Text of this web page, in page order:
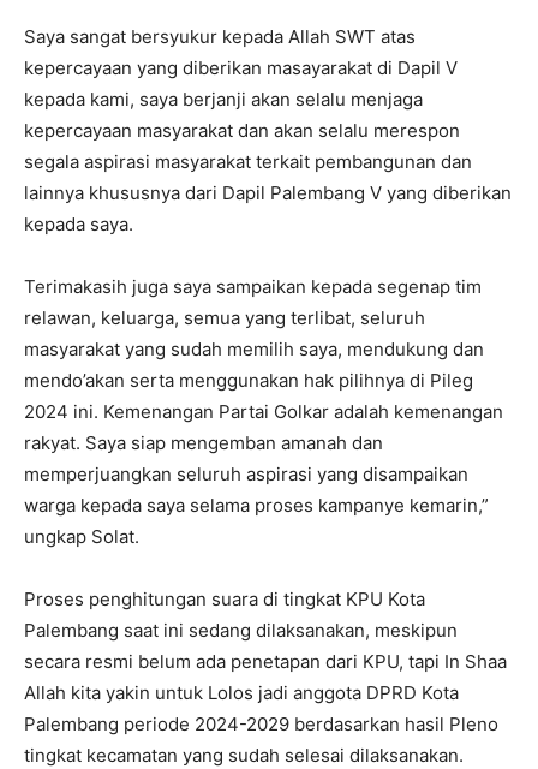
Saya sangat bersyukur kepada Allah SWT atas
kepercayaan yang diberikan masayarakat di Dapil V
kepada kami, saya berjanji akan selalu menjaga
kepercayaan masyarakat dan akan selalu merespon
segala aspirasi masyarakat terkait pembangunan dan
lainnya khususnya dari Dapil Palembang V yang diberikan
kepada saya.
Terimakasih juga saya sampaikan kepada segenap tim
relawan, keluarga, semua yang terlibat, seluruh
masyarakat yang sudah memilih saya, mendukung dan
mendo’akan serta menggunakan hak pilihnya di Pileg
2024 ini. Kemenangan Partai Golkar adalah kemenangan
rakyat. Saya siap mengemban amanah dan
memperjuangkan seluruh aspirasi yang disampaikan
warga kepada saya selama proses kampanye kemarin,”
ungkap Solat.
Proses penghitungan suara di tingkat KPU Kota
Palembang saat ini sedang dilaksanakan, meskipun
secara resmi belum ada penetapan dari KPU, tapi In Shaa
Allah kita yakin untuk Lolos jadi anggota DPRD Kota
Palembang periode 2024-2029 berdasarkan hasil Pleno
tingkat kecamatan yang sudah selesai dilaksanakan.